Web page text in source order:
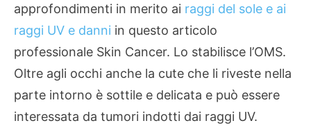
approfondimenti in merito ai raggi del sole e ai
raggi UV e danni in questo articolo
professionale Skin Cancer. Lo stabilisce l’OMS.
Oltre agli occhi anche la cute che li riveste nella
parte intorno è sottile e delicata e può essere
interessata da tumori indotti dai raggi UV.